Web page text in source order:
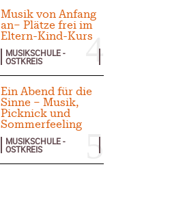
Musik von Anfang
an– Plätze frei im
Eltern-Kind-Kurs
MUSIKSCHULE -
OSTKREIS
Ein Abend für die
Sinne – Musik,
Picknick und
Sommerfeeling
MUSIKSCHULE -
OSTKREIS